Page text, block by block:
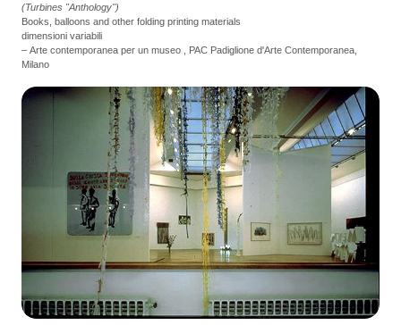
(Turbines "Anthology")
Books, balloons and other folding printing materials
dimensioni variabili
– Arte contemporanea per un museo , PAC Padiglione d'Arte Contemporanea,
Milano